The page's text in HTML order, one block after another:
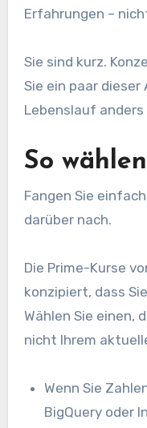
Erfahrungen –
Sie sind kurz.
Sie ein paar dieser
Lebenslauf anders
So
Fangen Sie
darüber nach.
Die Prime-Kurse
konzipiert, dass
Wählen Sie einen,
nicht Ihrem
Wenn Sie
BigQuery oder